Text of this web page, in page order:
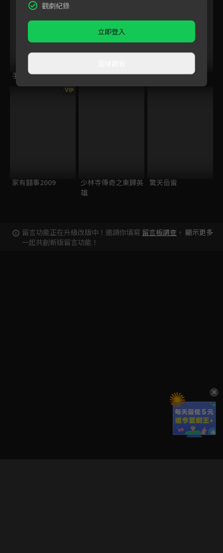
手牽手 盛唐幻夜 大隻佬
VIP
家有囍事2009
少林寺傳奇之東歸英
雄
驚天岳雷
留言功能正在升級改版中！邀請你填寫 留言板調查 ，
一起共創新版留言功能！
顯示更多
觀劇紀錄
立即登入